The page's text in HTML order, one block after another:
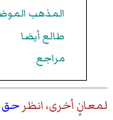
المذهب
طالع أيضا
مراجع
لمعانٍ أخرى، انظر حق